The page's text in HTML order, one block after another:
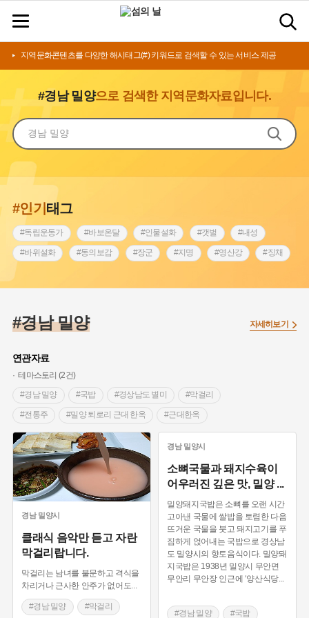
지역문화콘텐츠를 다양한 해시태그(#) 키워드로 검색할 수 있는 서비스 제공
#경남 밀양으로 검색한 지역문화자료입니다.
#인기태그
#독립운동가 #바보온달 #인물설화 #갯벌 #내성
#바위설화 #동의보감 #장군 #지명 #영산강 #징채
#인천 #외성 #낙성대
#황해도
#조선역사
#왕건 #전라남도 지명유래 #목민관 #강감찬
#온라인 생활사박물관 #강동구 #제주도설화
#여성독립운동가 #조선시대 문신 #3.1운동 #애민
#김마리아 #여성 독립운동가 #28독립선언
#문화유산 #노원구 #마을 #전설 #박물관
#경기도설화 #강서구 #공예품 #원호원두표묘역 #용인
#지명유래 #대한민국임시정부 #염전
#용인의 전설 #끈기 #산성 #동화 #생활용품
#의병활동 #영산포 #부산 #항일투쟁
#남자현
#경남 밀양
연관자료
테마스토리 (2건)
#경남 밀양
#국밥 #경상남도 별미 #막걸리
#전통주 #밀양 퇴로리 근대 한옥 #근대한옥
#성호 이익 #영화 오구 #경남 등록문화재
#밀양여행 #밀양 가볼만한 곳
자세히보기
경남 밀양시
클래식 음악만 듣고 자란
막걸리랍니다.
막걸리는 남녀를 불문하고 격식을
차리거나 근사한 안주가 없어도
#경남 밀양 #막걸리
경남 밀양시
소뼈국물과 돼지수육이
어우러진 깊은 맛, 밀양...
밀양돼지국밥은 소뼈를 오랜 시간
고아낸 국물에 쌀밥을 토렴한 다음
뜨거운 국물을 붓고 돼지고기를 푸
짐하게 얹어내는 국밥으로 경상남
도 밀양시의 향토음식이다. 밀양돼
지국밥은 1938년 밀양시 무안면
무안리 무안장 인근에 ‘양산식당
#경남 밀양 #국밥